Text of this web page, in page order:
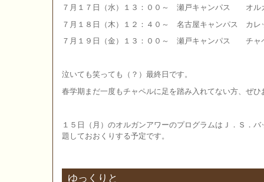
７月１７日（水）１３：００～ 瀬戸キャンパス オル
７月１８日（木）１２：４０～ 名古屋キャンパス カレ
７月１９日（金）１３：００～ 瀬戸キャンパス チャ
泣いても笑っても（？）最終日です。
春学期まだ一度もチャペルに足を踏み入れてない方、ぜひ
１５日（月）のオルガンアワーのプログラムはＪ．Ｓ．
題しておおくりする予定です。
ゆっくりと